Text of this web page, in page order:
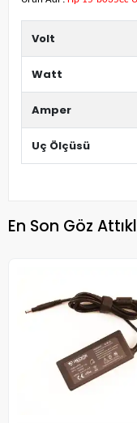
Volt
Watt
Amper
Uç Ölçüsü
En Son Göz